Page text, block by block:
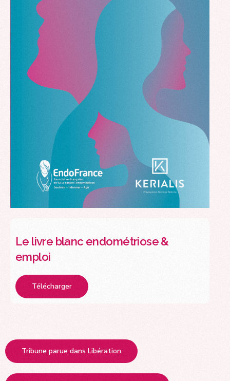
Le livre blanc endométriose &
emploi
Télécharger
Tribune parue dans Libération